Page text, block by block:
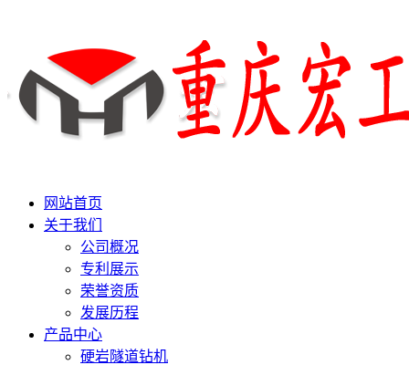
网站首页
关于我们
公司概况
专利展示
荣誉资质
发展历程
产品中心
硬岩隧道钻机